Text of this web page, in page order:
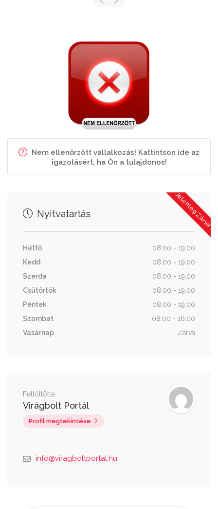
Nem ellenőrzött vállalkozás! Kattintson ide az
igazolásért, ha Ön a tulajdonos!
Jelenleg Zárva
Nyitvatartás
Hétfő
08:00 - 19:00
Kedd
08:00 - 19:00
Szerda
08:00 - 19:00
Csütörtök
08:00 - 19:00
Péntek
08:00 - 19:00
Szombat
08:00 - 16:00
Vasárnap
Zárva
Feltöltötte:
Virágbolt Portál
Profil megtekintése
info@viragboltportal.hu